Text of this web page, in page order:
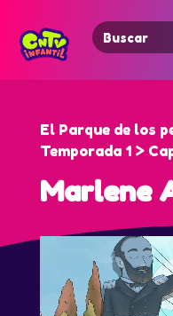
Search
for:
El Parque de los
Temporada 1 >
Marlene